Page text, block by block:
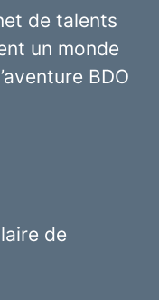
de talents
un monde
BDO
de